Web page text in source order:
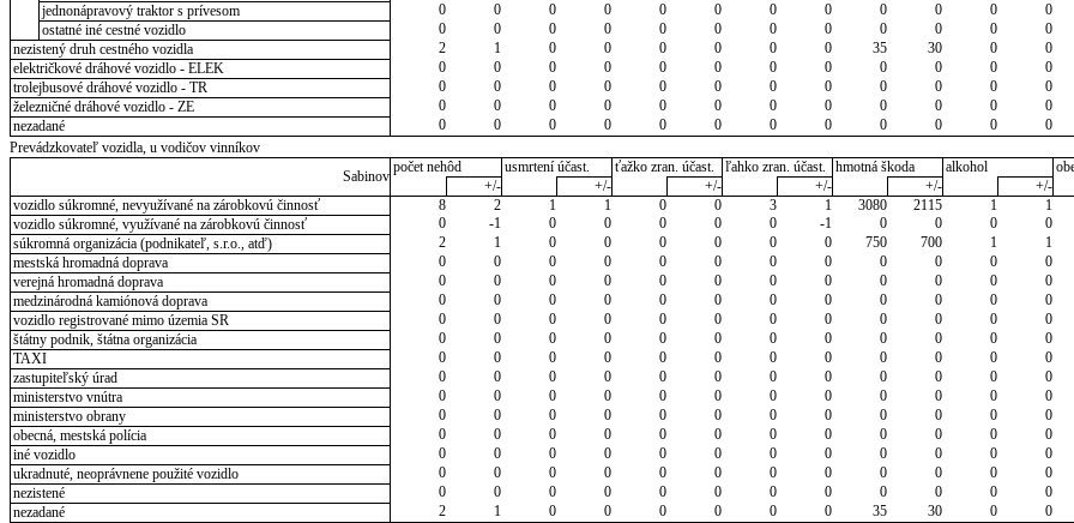
jednonápravový traktor s prívesom
0 0 0 0 0 0 0 0 0 0 0 0
ostatné iné cestné vozidlo
0 0 0 0 0 0 0 0 0 0 0 0
nezistený druh cestného vozidla
2 1 0 0 0 0 0 0 35 30 0 0
električkové dráhové vozidlo - ELEK
0 0 0 0 0 0 0 0 0 0 0 0
trolejbusové dráhové vozidlo - TR
0 0 0 0 0 0 0 0 0 0 0 0
železničné dráhové vozidlo - ZE
0 0 0 0 0 0 0 0 0 0 0 0
nezadané
0 0 0 0 0 0 0 0 0 0 0 0
Prevádzkovateľ vozidla, u vodičov vinníkov
Sabinov
počet nehôd usmrtení účast. ťažko zran. účast. ľahko zran. účast. hmotná škoda alkohol
+/-
+/- +/- +/- +/- +/-
vozidlo súkromné, nevyužívané na zárobkovú činnosť
8 2 1 1 0 0 3 1 3080 2115 1 1
vozidlo súkromné, využívané na zárobkovú činnosť
0 -1 0 0 0 0 0 -1 0 0 0 0
súkromná organizácia (podnikateľ, s.r.o., atď)
2 1 0 0 0 0 0 0 750 700 1 1
mestská hromadná doprava
0 0 0 0 0 0 0 0 0 0 0 0
verejná hromadná doprava
0 0 0 0 0 0 0 0 0 0 0 0
medzinárodná kamiónová doprava
0 0 0 0 0 0 0 0 0 0 0 0
vozidlo registrované mimo územia SR
0 0 0 0 0 0 0 0 0 0 0 0
štátny podnik, štátna organizácia
0 0 0 0 0 0 0 0 0 0 0 0
TAXI
0 0 0 0 0 0 0 0 0 0 0 0
zastupiteľský úrad
0 0 0 0 0 0 0 0 0 0 0 0
ministerstvo vnútra
0 0 0 0 0 0 0 0 0 0 0 0
ministerstvo obrany
0 0 0 0 0 0 0 0 0 0 0 0
obecná, mestská polícia
0 0 0 0 0 0 0 0 0 0 0 0
iné vozidlo
0 0 0 0 0 0 0 0 0 0 0 0
ukradnuté, neoprávnene použité vozidlo
0 0 0 0 0 0 0 0 0 0 0 0
nezistené
0 0 0 0 0 0 0 0 0 0 0 0
nezadané
2 1 0 0 0 0 0 0 35 30 0 0